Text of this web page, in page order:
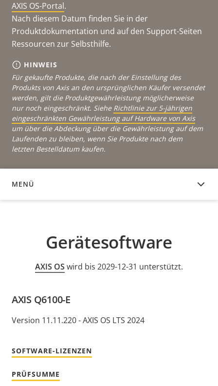
AXIS OS-Portal.
Nach diesem Datum finden Sie in der
Produktdokumentation und auf den Support-Seiten
Ressourcen zur Selbsthilfe.
HINWEIS
Für gekaufte Produkte, die nach der Einstellung des
Produkts von Axis an den ursprünglichen Käufer versendet
werden, gilt die Produktgewährleistung möglicherweise
nur noch eingeschränkt. Siehe Richtlinie zur 5-jährigen
eingeschränkten Gewährleistung auf Hardware von Axis
um über die Abdeckung über die Gewährleistung auf dem
Laufenden zu bleiben, wenn Sie Produkte nach dem
letzten Bestelldatum kaufen.
MENÜ
GERÄTESOFTWARE
Gerätesoftware
AXIS OS wird bis 2029-12-31 unterstützt.
AXIS Q6100-E
Version 11.11.220 - AXIS OS LTS 2024
SOFTWARE-LIZENZEN
PRÜFSUMME